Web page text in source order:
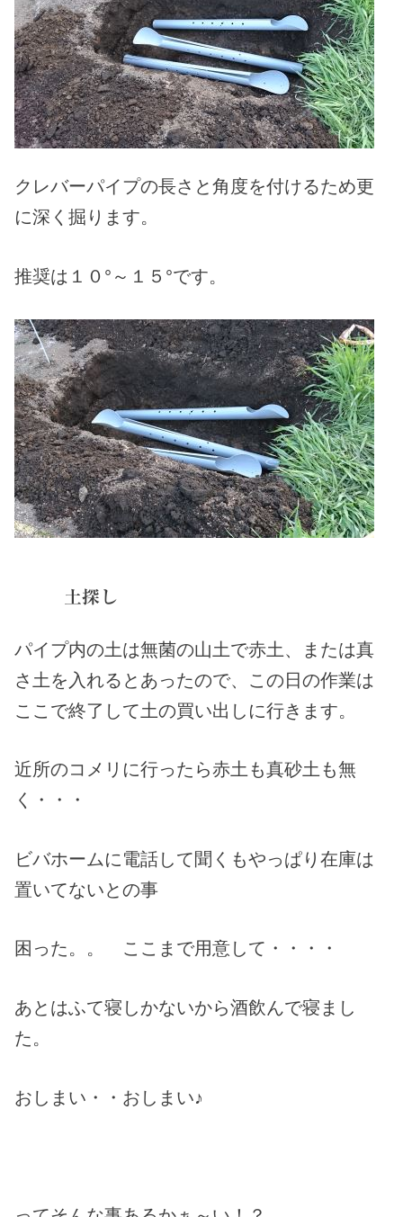
クレバーパイプの長さと角度を付けるため更
に深く掘ります。
推奨は１０°～１５°です。
土探し
パイプ内の土は無菌の山土で赤土、または真
さ土を入れるとあったので、この日の作業は
ここで終了して土の買い出しに行きます。
近所のコメリに行ったら赤土も真砂土も無
く・・・
ビバホームに電話して聞くもやっぱり在庫は
置いてないとの事
困った。。 ここまで用意して・・・・
あとはふて寝しかないから酒飲んで寝まし
た。
おしまい・・おしまい♪